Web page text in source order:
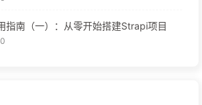
指南（一）：从零开始搭建Strapi项目